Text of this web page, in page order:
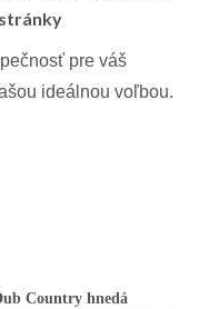
stránky
pre váš
ideálnou voľbou.
Country hnedá